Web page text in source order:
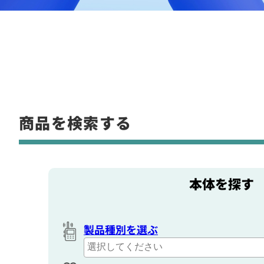
商品を検索する
本体を探す
製品種別を選ぶ